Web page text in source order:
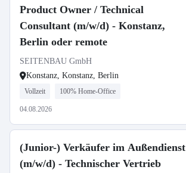
Product Owner / Technical
Consultant (m/w/d) - Konstanz,
Berlin oder remote
SEITENBAU GmbH
Konstanz, Konstanz, Berlin
Vollzeit 100% Home-Office
04.08.2026
(Junior-) Verkäufer im Außendienst
(m/w/d) - Technischer Vertrieb